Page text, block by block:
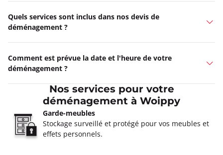
Quels services sont inclus dans nos devis de
déménagement ?
Comment est prévue la date et l'heure de votre
déménagement ?
Nos services pour votre
déménagement à Woippy
Garde-meubles
Stockage surveillé et protégé pour vos meubles et
effets personnels.